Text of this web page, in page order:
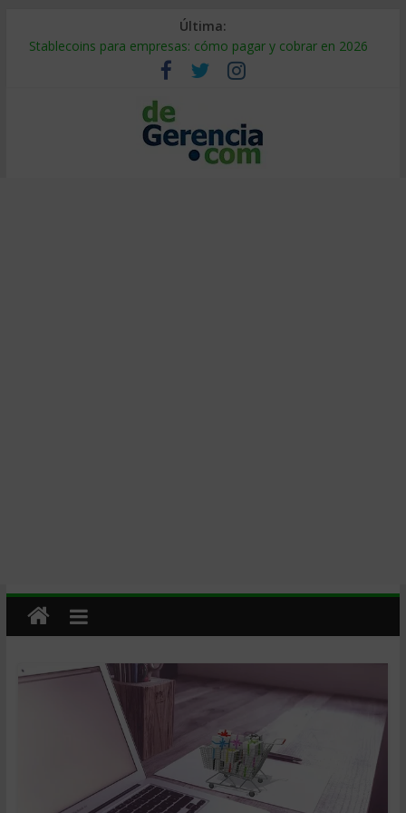
Última:
Stablecoins para empresas: cómo pagar y cobrar en 2026
Despido silencioso: qué es y por qué sale tan caro
IA en selección de personal: cómo auditarla a tiempo
Trabajo forzoso en la cadena de suministro: qué hacer
Mercado hispano de EE. UU.: cómo segmentarlo y venderle